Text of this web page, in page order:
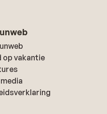
vakantie